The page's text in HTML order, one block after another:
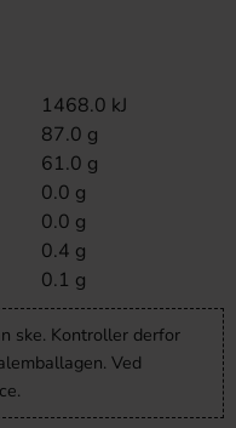
1468.0 kJ
87.0 g
61.0 g
0.0 g
0.0 g
0.4 g
0.1 g
ske. Kontroller derfor
Ved